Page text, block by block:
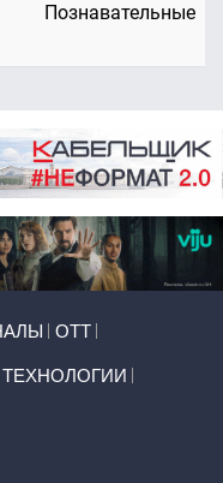
Познавательные
ОТТ
ТЕХНОЛОГИИ